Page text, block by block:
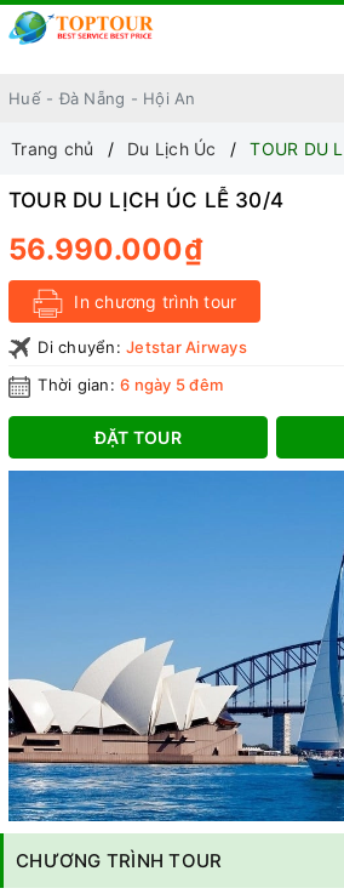
Trang chủ Du Lịch Úc TOUR DU
CHƯƠNG TRÌNH TOUR
TOUR DU LỊCH ÚC LỄ 30/4
56.990.000₫
In chương trình tour
Di chuyển: Jetstar Airways
Thời gian: 6 ngày 5 đêm
ĐẶT TOUR